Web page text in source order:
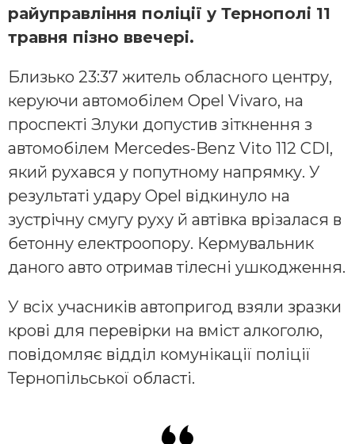
райуправління поліції у Тернополі 11
травня пізно ввечері.
Близько 23:37 житель обласного центру,
керуючи автомобілем Opel Vivaro, на
проспекті Злуки допустив зіткнення з
автомобілем Mercedes-Benz Vito 112 CDI,
який рухався у попутному напрямку. У
результаті удару Opel відкинуло на
зустрічну смугу руху й автівка врізалася в
бетонну електроопору. Кермувальник
даного авто отримав тілесні ушкодження.
У всіх учасників автопригод взяли зразки
крові для перевірки на вміст алкоголю,
повідомляє відділ комунікації поліції
Тернопільської області.